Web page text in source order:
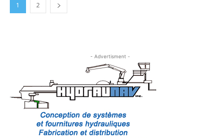
1 2
- Advertisment -